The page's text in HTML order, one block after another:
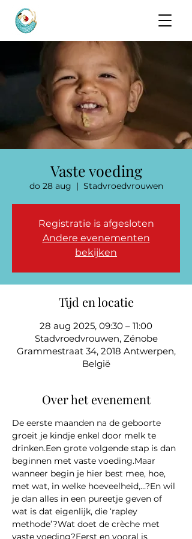
Vaste voeding
do 28 aug
  |
Stadvroedvrouwen
Registratie is afgesloten
Andere evenementen
bekijken
Tijd en locatie
28 aug 2025, 09:30 – 11:00
Stadvroedvrouwen, Zénobe
Grammestraat 34, 2018 Antwerpen,
België
Over het evenement
De eerste maanden na de geboorte
groeit je kindje enkel door melk te
drinken.Een grote volgende stap is dan
beginnen met vaste voeding.Maar
wanneer begin je hier best mee, hoe,
met wat, in welke hoeveelheid,…?En wil
je dan alles in een pureetje geven of
wat is dat eigenlijk, die ‘rapley
methode’?Wat doet de crèche met
vaste voeding?Eerst en vooral is